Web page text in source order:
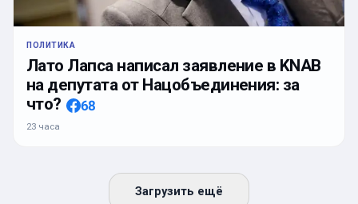
ПОЛИТИКА
Лато Лапса написал заявление в KNAB
на депутата от Нацобъединения: за
что?
68
23 часа
Загрузить ещё